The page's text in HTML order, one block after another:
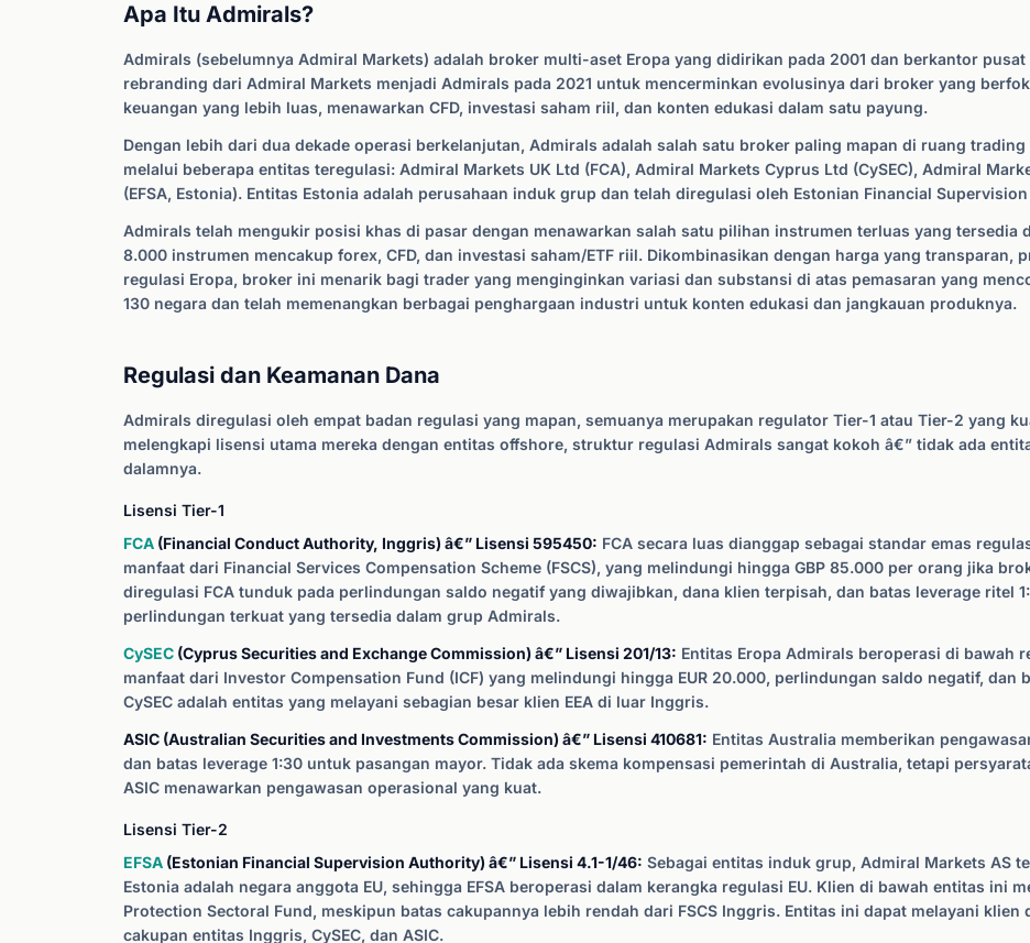
Apa Itu Admirals?
Admirals (sebelumnya Admiral Markets) adalah broker multi-aset Eropa yang didirikan pada 2001 dan berkantor
rebranding dari Admiral Markets menjadi Admirals pada 2021 untuk mencerminkan evolusinya dari broker yang
keuangan yang lebih luas, menawarkan CFD, investasi saham riil, dan konten edukasi dalam satu payung.
Dengan lebih dari dua dekade operasi berkelanjutan, Admirals adalah salah satu broker paling mapan di ruang
melalui beberapa entitas teregulasi: Admiral Markets UK Ltd (FCA), Admiral Markets Cyprus Ltd (CySEC), Admiral
(EFSA, Estonia). Entitas Estonia adalah perusahaan induk grup dan telah diregulasi oleh Estonian Financial
Admirals telah mengukir posisi khas di pasar dengan menawarkan salah satu pilihan instrumen terluas yang tersedia
8.000 instrumen mencakup forex, CFD, dan investasi saham/ETF riil. Dikombinasikan dengan harga yang transparan,
regulasi Eropa, broker ini menarik bagi trader yang menginginkan variasi dan substansi di atas pemasaran yang
130 negara dan telah memenangkan berbagai penghargaan industri untuk konten edukasi dan jangkauan produknya.
Regulasi dan Keamanan Dana
Admirals diregulasi oleh empat badan regulasi yang mapan, semuanya merupakan regulator Tier-1 atau Tier-2 yang
melengkapi lisensi utama mereka dengan entitas offshore, struktur regulasi Admirals sangat kokoh â€” tidak ada
dalamnya.
Lisensi Tier-1
FCA (Financial Conduct Authority, Inggris) â€” Lisensi 595450: FCA secara luas dianggap sebagai standar emas
manfaat dari Financial Services Compensation Scheme (FSCS), yang melindungi hingga GBP 85.000 per orang jika
diregulasi FCA tunduk pada perlindungan saldo negatif yang diwajibkan, dana klien terpisah, dan batas leverage ritel
perlindungan terkuat yang tersedia dalam grup Admirals.
CySEC (Cyprus Securities and Exchange Commission) â€” Lisensi 201/13: Entitas Eropa Admirals beroperasi di bawah
manfaat dari Investor Compensation Fund (ICF) yang melindungi hingga EUR 20.000, perlindungan saldo negatif, dan
CySEC adalah entitas yang melayani sebagian besar klien EEA di luar Inggris.
ASIC (Australian Securities and Investments Commission) â€” Lisensi 410681: Entitas Australia memberikan
dan batas leverage 1:30 untuk pasangan mayor. Tidak ada skema kompensasi pemerintah di Australia, tetapi
ASIC menawarkan pengawasan operasional yang kuat.
Lisensi Tier-2
EFSA (Estonian Financial Supervision Authority) â€” Lisensi 4.1-1/46: Sebagai entitas induk grup, Admiral Markets AS
Estonia adalah negara anggota EU, sehingga EFSA beroperasi dalam kerangka regulasi EU. Klien di bawah entitas ini
Protection Sectoral Fund, meskipun batas cakupannya lebih rendah dari FSCS Inggris. Entitas ini dapat melayani
cakupan entitas Inggris, CySEC, dan ASIC.